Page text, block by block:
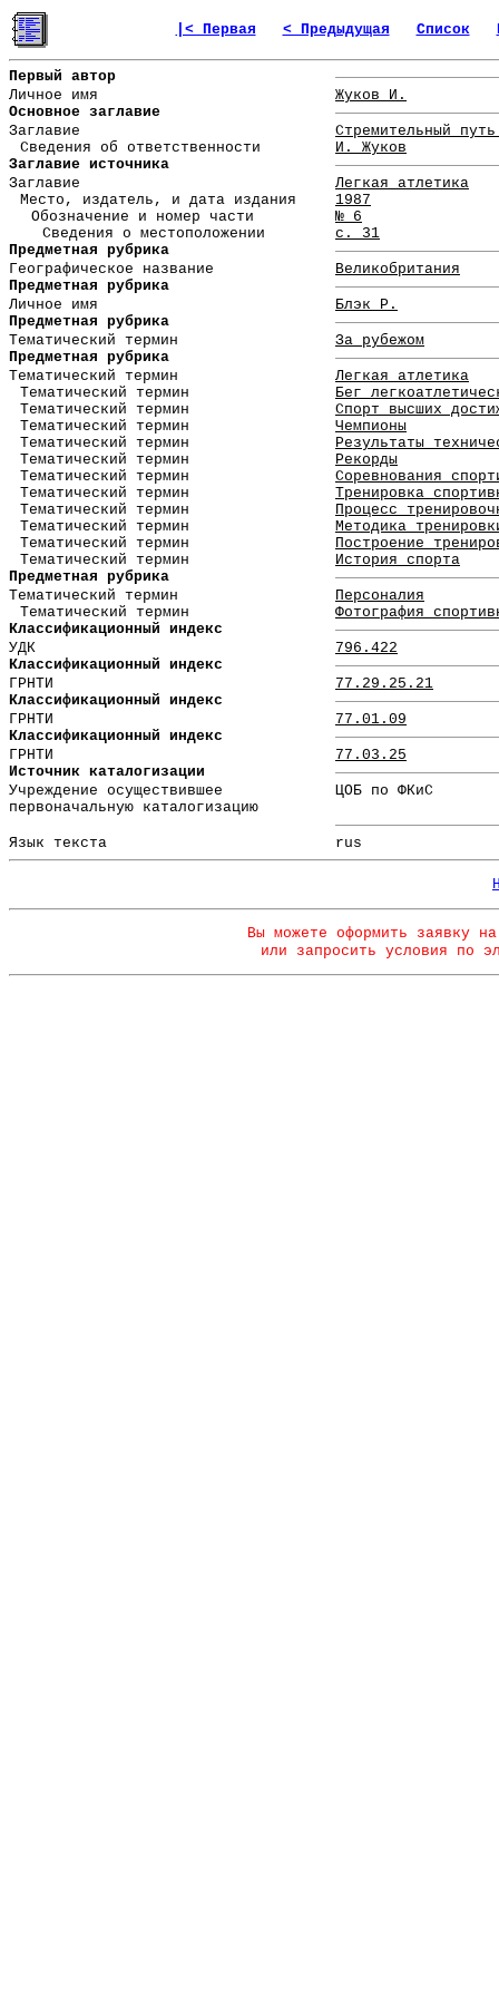
|< Первая < Предыдущая Список
Первый автор
Личное имя
Жуков И.
Основное заглавие
Заглавие
Стремительный
Сведения об ответственности
И. Жуков
Заглавие источника
Заглавие
Легкая атлетика
Место, издатель, и дата издания
1987
Обозначение и номер части
№ 6
Сведения о местоположении
с. 31
Предметная рубрика
Географическое название
Великобритания
Предметная рубрика
Личное имя
Блэк Р.
Предметная рубрика
Тематический термин
За рубежом
Предметная рубрика
Тематический термин
Легкая атлетика
Тематический термин
Бег
Тематический термин
Спорт высших
Тематический термин
Чемпионы
Тематический термин
Результаты
Тематический термин
Рекорды
Тематический термин
Соревнования
Тематический термин
Тренировка
Тематический термин
Процесс
Тематический термин
Методика
Тематический термин
Построение
Тематический термин
История спорта
Предметная рубрика
Тематический термин
Персоналия
Тематический термин
Фотография
Классификационный индекс
УДК
796.422
Классификационный индекс
ГРНТИ
77.29.25.21
Классификационный индекс
ГРНТИ
77.01.09
Классификационный индекс
ГРНТИ
77.03.25
Источник каталогизации
Учреждение осуществившее
первоначальную каталогизацию
ЦОБ по ФКиС
Язык текста rus
Вы можете оформить заявку
или запросить условия по